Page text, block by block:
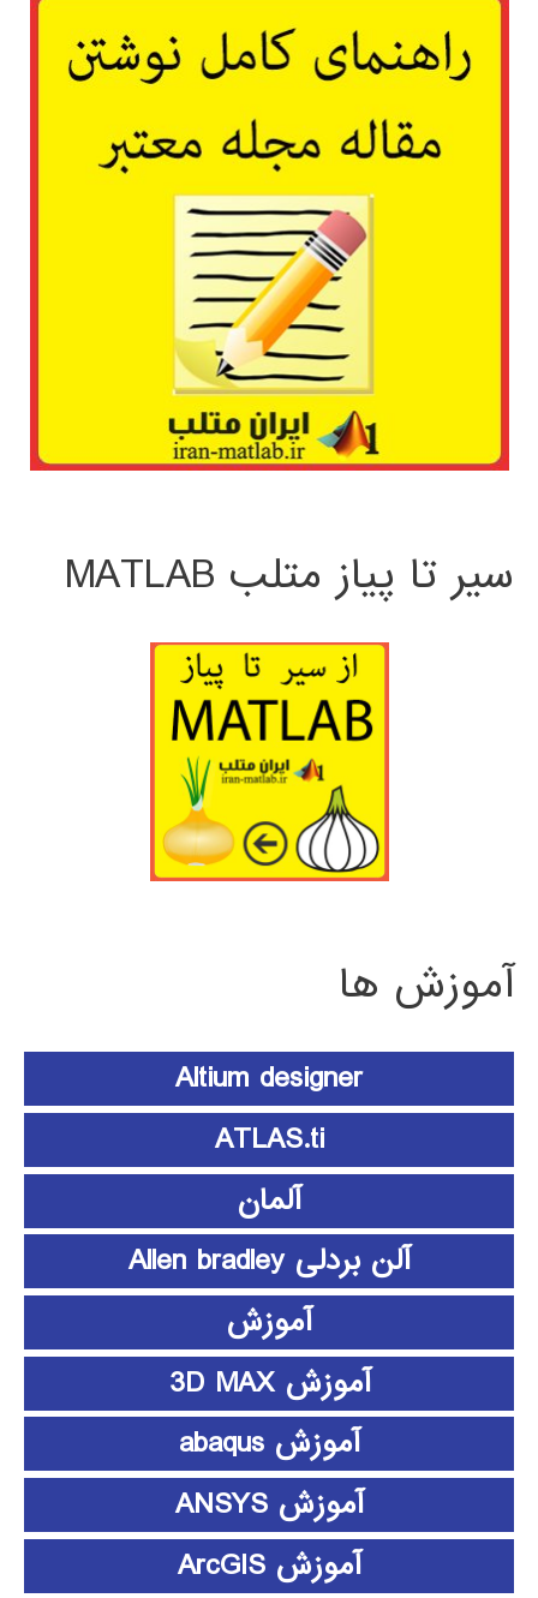
سیر تا پیاز متلب MATLAB
آموزش ها
Altium designer
ATLAS.ti
آلمان
آلن بردلی Allen bradley
آموزش
آموزش 3D MAX
آموزش abaqus
آموزش ANSYS
آموزش ArcGIS